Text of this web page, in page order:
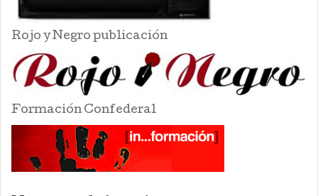
Rojo y Negro publicación
Formación Confederal